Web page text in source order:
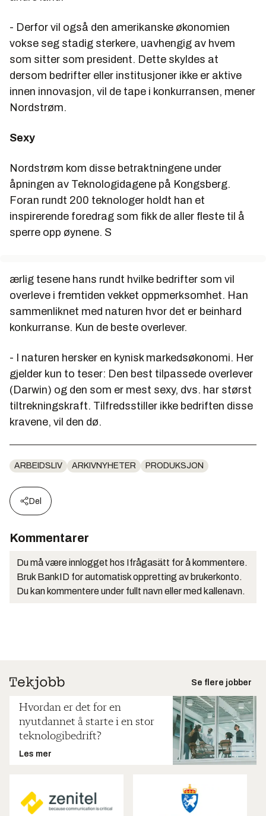
- Derfor vil også den amerikanske økonomien
vokse seg stadig sterkere, uavhengig av hvem
som sitter som president. Dette skyldes at
dersom bedrifter eller institusjoner ikke er aktive
innen innovasjon, vil de tape i konkurransen, mener
Nordstrøm.
Sexy
Nordstrøm kom disse betraktningene under
åpningen av Teknologidagene på Kongsberg.
Foran rundt 200 teknologer holdt han et
inspirerende foredrag som fikk de aller fleste til å
sperre opp øynene. S
ærlig tesene hans rundt hvilke bedrifter som vil
overleve i fremtiden vekket oppmerksomhet. Han
sammenliknet med naturen hvor det er beinhard
konkurranse. Kun de beste overlever.
- I naturen hersker en kynisk markedsøkonomi. Her
gjelder kun to teser: Den best tilpassede overlever
(Darwin) og den som er mest sexy, dvs. har størst
tiltrekningskraft. Tilfredsstiller ikke bedriften disse
kravene, vil den dø.
ARBEIDSLIV ARKIVNYHETER PRODUKSJON
Del
Kommentarer
Du må være innlogget hos Ifrågasätt for å kommentere.
Bruk BankID for automatisk oppretting av brukerkonto.
Du kan kommentere under fullt navn eller med kallenavn.
Se flere jobber
Hvordan er det for en
nyutdannet å starte i en stor
teknologibedrift?
Les mer